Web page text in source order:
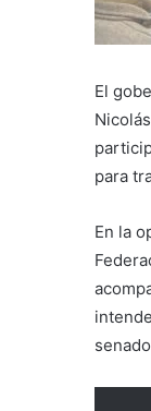
El
para
En la